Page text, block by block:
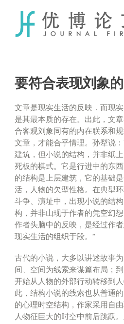
content
要符合表现刘象
文章是现实生活的反映．而现
是其最本质的存在。出此，文
合客观刘象同有的内在联系和
文章，才能合乎情理。孙犁说
建筑，但小说的结构，并非纸
死板的棋式。它是行进中的东
的结构是上层建筑，它的基础
活，人物的欠型性格。在典型
斗争、演址中，出现小说的结
构，并非山现于作者的凭空幻
作者头脑中的反映，是经过作
现实生活的组织于段。”
古代的小说，大多以讲述故事
间、空间为线索来谋篇布局；
开始从人物的外部行动转移到
此，结构小说的线索也从普通
的心理时空结构，作家采用自
人物征巨大的时空中前后跳跃